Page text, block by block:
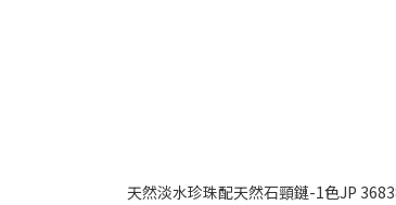
天然淡水珍珠配天然石頸鏈-1色JP